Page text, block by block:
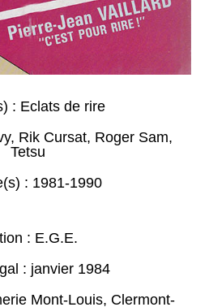
: Eclats de rire
, Rik Cursat, Roger Sam,
Tetsu
: 1981-1990
: E.G.E.
: janvier 1984
Mont-Louis, Clermont-